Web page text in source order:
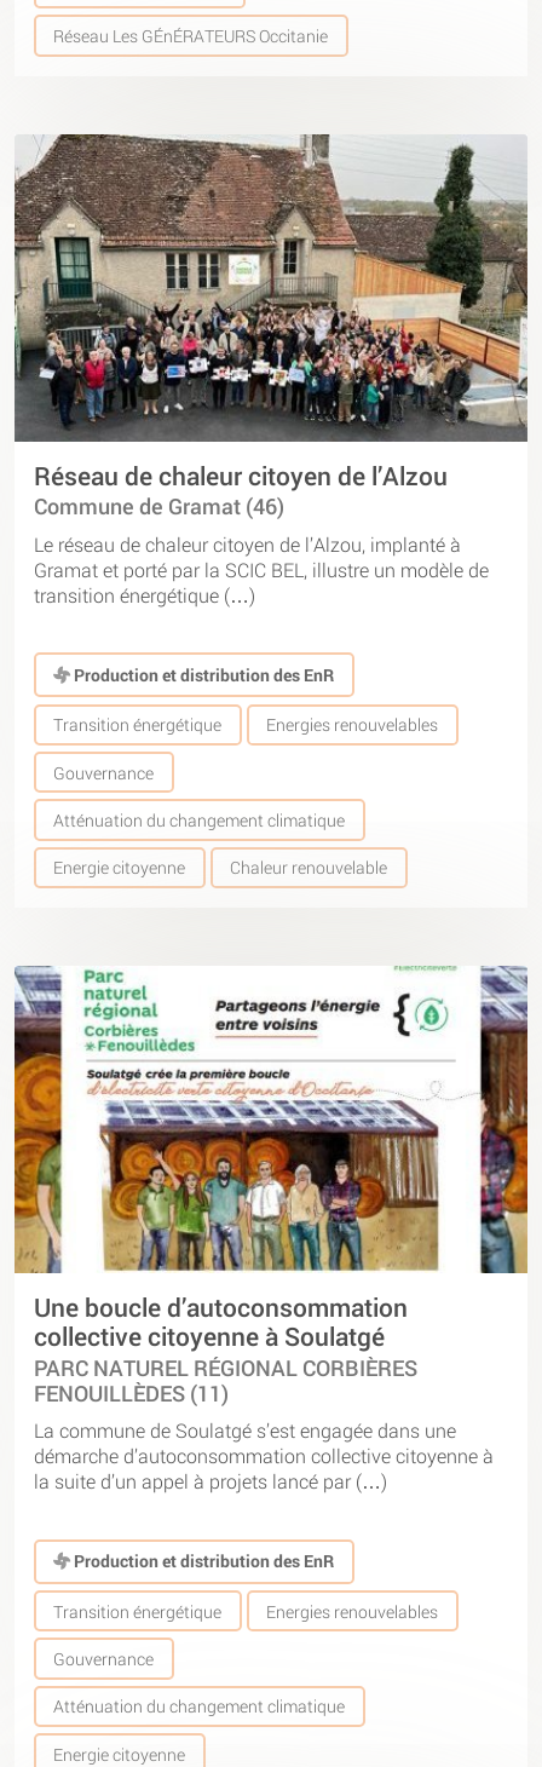
Réseau Les GÉnÉRATEURS Occitanie
Réseau de chaleur citoyen de l’Alzou
Commune de Gramat (46)
Le réseau de chaleur citoyen de l’Alzou, implanté à
Gramat et porté par la SCIC BEL, illustre un modèle de
transition énergétique (…)
Production et distribution des EnR
Transition énergétique Energies renouvelables
Gouvernance
Atténuation du changement climatique
Energie citoyenne Chaleur renouvelable
Une boucle d’autoconsommation
collective citoyenne à Soulatgé
PARC NATUREL RÉGIONAL CORBIÈRES
FENOUILLÈDES (11)
La commune de Soulatgé s’est engagée dans une
démarche d’autoconsommation collective citoyenne à
la suite d’un appel à projets lancé par (…)
Production et distribution des EnR
Transition énergétique Energies renouvelables
Gouvernance
Atténuation du changement climatique
Energie citoyenne